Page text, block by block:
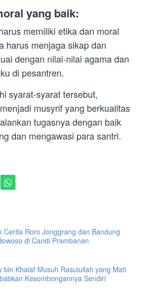
yang baik:
memiliki etika dan moral
harus menjaga sikap dan
dengan nilai-nilai agama dan
di pesantren.
syarat-syarat tersebut,
musyrif yang berkualitas
tugasnya dengan baik
dan mengawasi para santri.
Cerita Roro Jonggrang dan Bandung
di Candi Prambanan
bin Khalaf Musuh Rasulullah yang Mati
Kesombongannya Sendiri